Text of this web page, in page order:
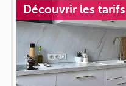
Découvrir les tarifs